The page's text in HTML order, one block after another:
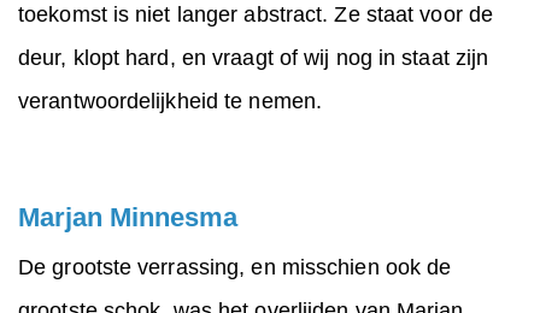
toekomst is niet langer abstract. Ze staat voor de
deur, klopt hard, en vraagt of wij nog in staat zijn
verantwoordelijkheid te nemen.
Marjan Minnesma
De grootste verrassing, en misschien ook de